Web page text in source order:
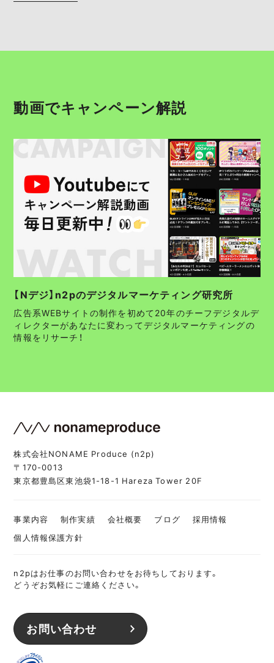
動画でキャンペーン解説
【Nデジ】n2pのデジタルマーケティング研究所
広告系WEBサイトの制作を初めて20年のチーフデジタルデ
ィレクターがあなたに変わってデジタルマーケティングの
情報をリサーチ！
株式会社NONAME Produce (n2p)
〒170-0013
東京都豊島区東池袋1-18-1 Hareza Tower 20F
事業内容 制作実績 会社概要 ブログ
採用情報
個人情報保護方針
n2pはお仕事のお問い合わせをお待ちしております。
どうぞお気軽にご連絡ください。
お問い合わせ